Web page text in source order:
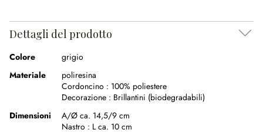
Dettagli del prodotto
Colore
grigio
Materiale
poliresina
Cordoncino : 100% poliestere
Decorazione : Brillantini (biodegradabili)
Dimensioni
A/Ø ca. 14,5/9 cm
Nastro : L ca. 10 cm